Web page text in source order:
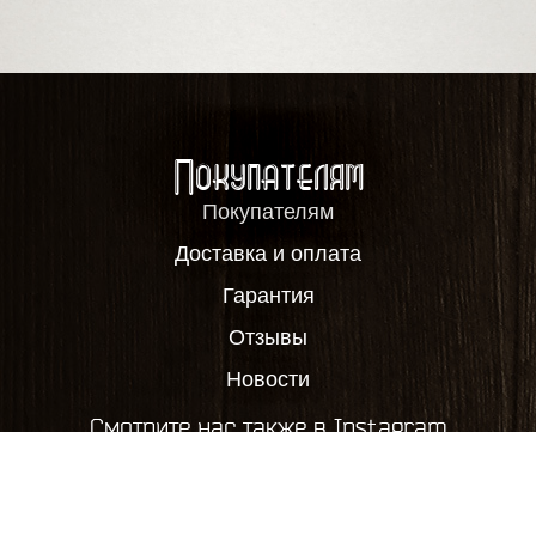
Покупателям
Покупателям
Доставка и оплата
Гарантия
Отзывы
Новости
Смотрите нас также в Instagram